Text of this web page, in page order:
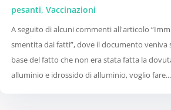
pesanti, Vaccinazioni
A seguito di alcuni commenti all'articolo
smentita dai fatti”, dove il documento veniva
base del fatto che non era stata fatta la
alluminio e idrossido di alluminio, voglio fare...